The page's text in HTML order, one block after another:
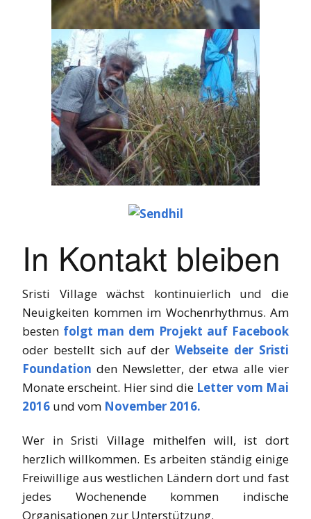
In Kontakt bleiben
Sristi Village wächst kontinuierlich und die
Neuigkeiten kommen im Wochenrhythmus. Am
besten folgt man dem Projekt auf Facebook
oder bestellt sich auf derWebseite der Sristi
Foundation den Newsletter, der etwa alle vier
Monate erscheint. Hier sind die Letter vom Mai
2016 und vom November 2016.
Wer in Sristi Village mithelfen will, ist dort
herzlich willkommen. Es arbeiten ständig einige
Freiwillige aus westlichen Ländern dort und fast
jedes Wochenende kommen indische
Organisationen zur Unterstützung.